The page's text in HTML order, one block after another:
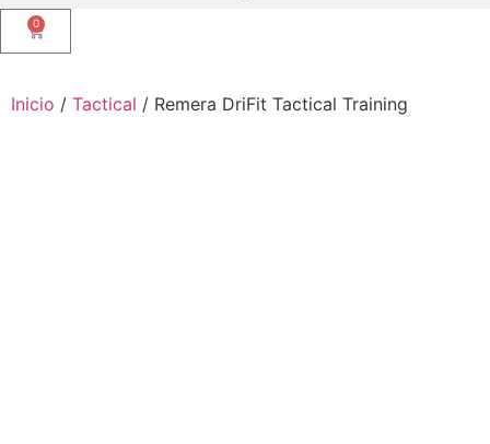
0
Inicio / Tactical / Remera DriFit Tactical Training